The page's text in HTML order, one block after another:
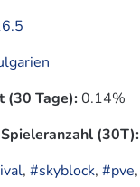
(30 Tage):0.14%
(30T):
, #skyblock, #pve,